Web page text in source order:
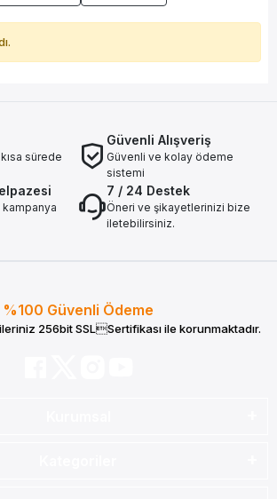
sürede
Güvenli Alışveriş
Güvenli ve kolay ödeme
sistemi
7 / 24 Destek
Öneri ve şikayetlerinizi bize
iletebilirsiniz.
%100 Güvenli Ödeme
256bit SSLSertifikası ile korunmaktadır.